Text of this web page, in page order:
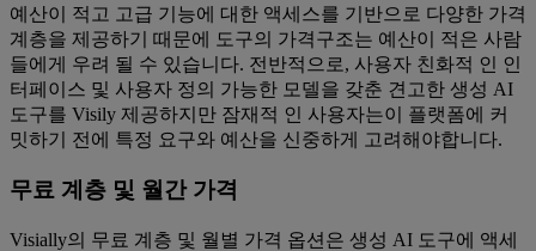
예산이 적고 고급 기능에 대한 액세스를 기반으로 다양한 가격
계층을 제공하기 때문에 도구의 가격구조는 예산이 적은 사람
들에게 우려 될 수 있습니다. 전반적으로, 사용자 친화적 인 인
터페이스 및 사용자 정의 가능한 모델을 갖춘 견고한 생성 AI
도구를 Visily 제공하지만 잠재적 인 사용자는이 플랫폼에 커
밋하기 전에 특정 요구와 예산을 신중하게 고려해야합니다.
무료 계층 및 월간 가격
Visially의 무료 계층 및 월별 가격 옵션은 생성 AI 도구에 액세